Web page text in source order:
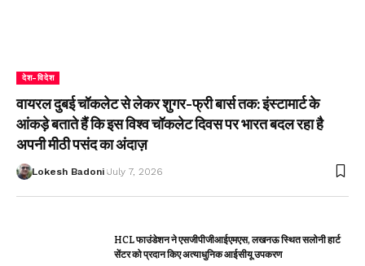
देश-विदेश
वायरल दुबई चॉकलेट से लेकर शुगर-फ्री बार्स तक: इंस्टामार्ट के
आंकड़े बताते हैं कि इस विश्व चॉकलेट दिवस पर भारत बदल रहा है
अपनी मीठी पसंद का अंदाज़
Lokesh Badoni July 7, 2026
HCL फाउंडेशन ने एसजीपीजीआईएमएस, लखनऊ स्थित सलोनी हार्ट
सेंटर को प्रदान किए अत्याधुनिक आईसीयू उपकरण